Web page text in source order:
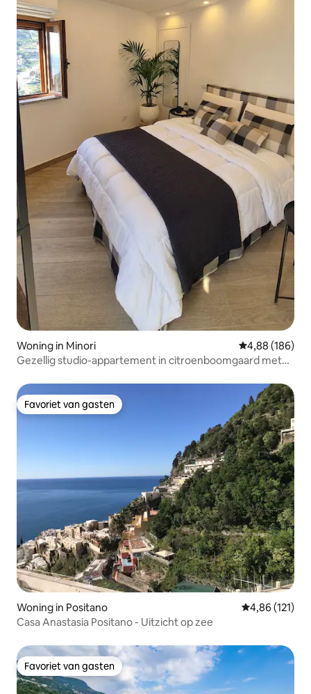
Woning in Minori Gemiddelde
4,88 (186)
Gezellig studio-appartement in citroenboomgaard met
Favoriet van gasten
Favoriet van gasten
Woning in Positano Gemiddelde
4,86 (121)
Casa Anastasia Positano - Uitzicht op zee
Favoriet van gasten
Favoriet van gasten